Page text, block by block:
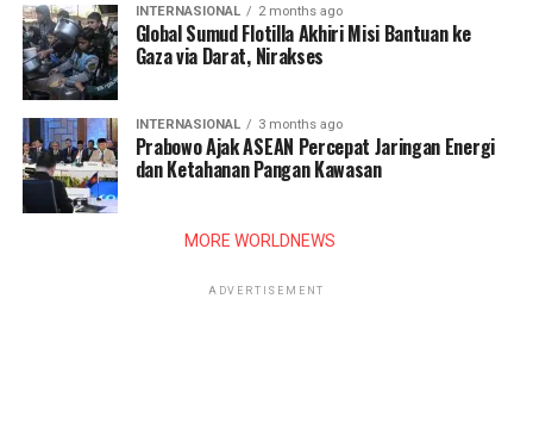
INTERNASIONAL 2 months ago
Global Sumud Flotilla Akhiri Misi Bantuan ke
Gaza via Darat, Nirakses
INTERNASIONAL 3 months ago
Prabowo Ajak ASEAN Percepat Jaringan Energi
dan Ketahanan Pangan Kawasan
MORE WORLDNEWS
ADVERTISEMENT